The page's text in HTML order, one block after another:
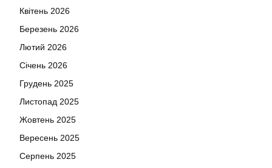
Квітень 2026
Березень 2026
Лютий 2026
Січень 2026
Грудень 2025
Листопад 2025
Жовтень 2025
Вересень 2025
Серпень 2025